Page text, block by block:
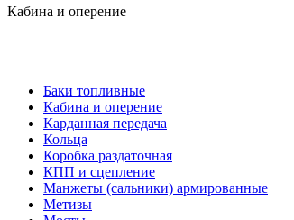
Кабина и оперение
Баки топливные
Кабина и оперение
Карданная передача
Кольца
Коробка раздаточная
КПП и сцепление
Манжеты (сальники) армированные
Метизы